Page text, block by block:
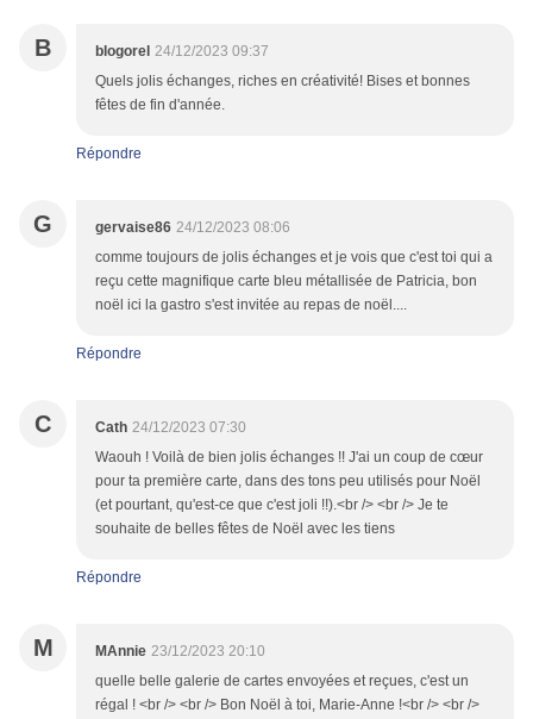
B blogorel 24/12/2023 09:37
Quels jolis échanges, riches en créativité! Bises et bonnes
fêtes de fin d'année.
Répondre
G gervaise86 24/12/2023 08:06
comme toujours de jolis échanges et je vois que c'est toi qui a
reçu cette magnifique carte bleu métallisée de Patricia, bon
noël ici la gastro s'est invitée au repas de noël....
Répondre
C Cath 24/12/2023 07:30
Waouh ! Voilà de bien jolis échanges !! J'ai un coup de cœur
pour ta première carte, dans des tons peu utilisés pour Noël
(et pourtant, qu'est-ce que c'est joli !!).<br /> <br /> Je te
souhaite de belles fêtes de Noël avec les tiens
Répondre
M MAnnie 23/12/2023 20:10
quelle belle galerie de cartes envoyées et reçues, c'est un
régal ! <br /> <br /> Bon Noël à toi, Marie-Anne !<br /> <br />